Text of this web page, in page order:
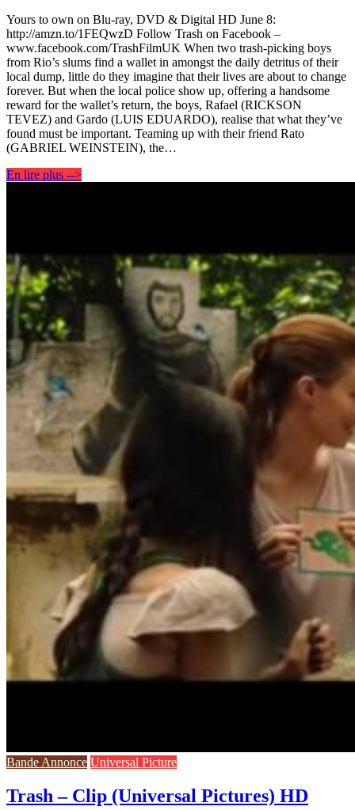
Yours to own on Blu-ray, DVD & Digital HD June 8:
http://amzn.to/1FEQwzD Follow Trash on Facebook –
www.facebook.com/TrashFilmUK When two trash-picking boys
from Rio’s slums find a wallet in amongst the daily detritus of their
local dump, little do they imagine that their lives are about to change
forever. But when the local police show up, offering a handsome
reward for the wallet’s return, the boys, Rafael (RICKSON
TEVEZ) and Gardo (LUIS EDUARDO), realise that what they’ve
found must be important. Teaming up with their friend Rato
(GABRIEL WEINSTEIN), the…
En lire plus -->
Bande Annonce Universal Picture
Trash – Clip (Universal Pictures) HD